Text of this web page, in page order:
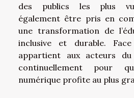
des publics les plus
également être pris en
une transformation de
inclusive et durable.
appartient aux acteurs du
continuellement pour
numérique profite au plus